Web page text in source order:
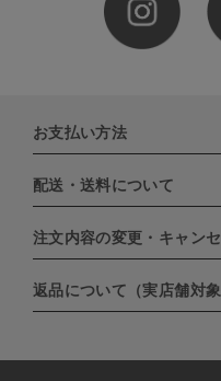
お支払い方法
下記お支払い方法よりお選び
・クレジットカード（
EXPRESS,Diners Club）
・PayPay
・NP後払い
配送・送料について
配達業者：日本郵便
北海道：1,400円
沖縄：1,400円
注文内容の変更・キャン
ご注文日当日から翌日の
セルは可能です。
ンセルしていただいた後、
返品について（実店舗対象